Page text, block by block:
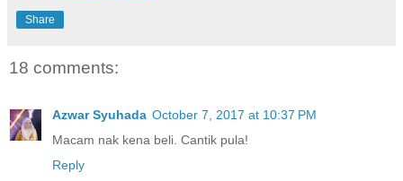
Share
18 comments:
Azwar Syuhada October 7, 2017 at 10:37 PM
Macam nak kena beli. Cantik pula!
Reply